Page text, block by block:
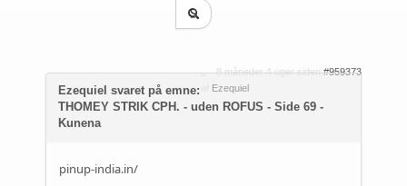
8 måneder 4 uger siden #959373
Ezequiel
Ezequiel svaret på emne:
THOMEY STRIK CPH. - uden ROFUS - Side 69 -
Kunena
pinup-india.in/